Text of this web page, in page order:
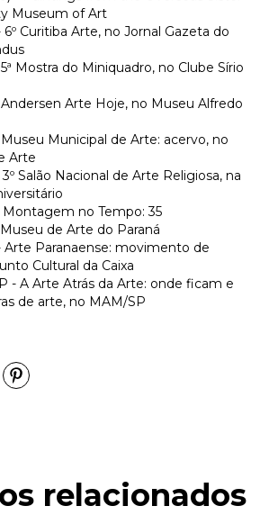
Museum of Art
Curitiba Arte, no Jornal Gazeta do
Mostra do Miniquadro, no Clube Sírio
Arte Hoje, no Museu Alfredo
Municipal de Arte: acervo, no
Arte
Salão Nacional de Arte Religiosa, na
Montagem no Tempo: 35
de Arte do Paraná
Arte Paranaense: movimento de
Cultural da Caixa
- A Arte Atrás da Arte: onde ficam e
de arte, no MAM/SP
relacionados